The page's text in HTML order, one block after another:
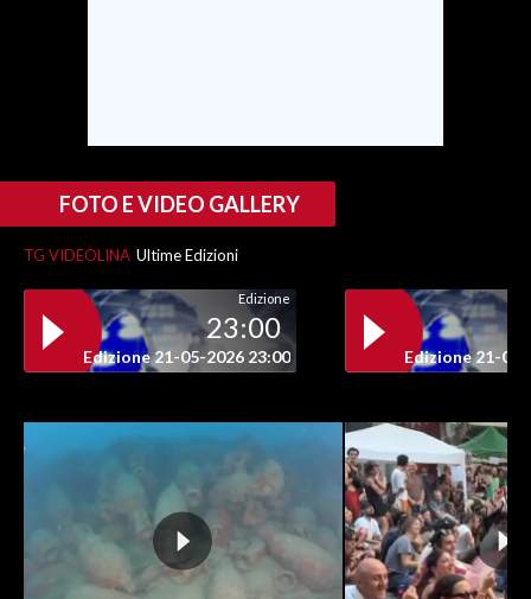
NOTIZIE
EVENTI
3 MINUTI CON
INFO AZIENDE
ANNUNCI
FOTO E VIDEO GALLERY
TG VIDEOLINA Ultime Edizioni
Edizione
23:00
Edizione 21-05-2026 23:00 Edizione 21-05-